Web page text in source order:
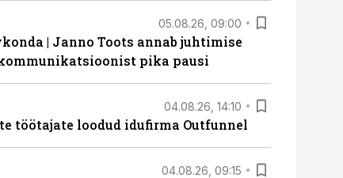
05.08.26, 09:00
| Janno Toots annab juhtimise
pika pausi
04.08.26, 14:10
töötajate loodud idufirma Outfunnel
04.08.26, 09:15